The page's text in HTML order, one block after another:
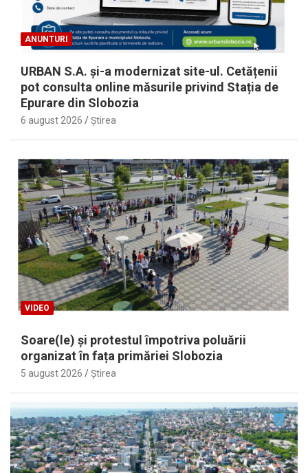
ANUNTURI
URBAN S.A. și-a modernizat site-ul. Cetățenii
pot consulta online măsurile privind Stația de
Epurare din Slobozia
6 august 2026 Ştirea
VIDEO
Soare(le) și protestul împotriva poluării
organizat în fața primăriei Slobozia
5 august 2026 Ştirea